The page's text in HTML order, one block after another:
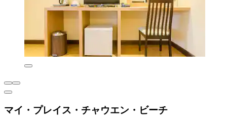
マイ・プレイス・チャウエン・ビーチ